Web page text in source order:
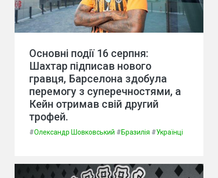
Основні події 16 серпня:
Шахтар підписав нового
гравця, Барселона здобула
перемогу з суперечностями, а
Кейн отримав свій другий
трофей.
#Олександр Шовковський #Бразилія #Українці